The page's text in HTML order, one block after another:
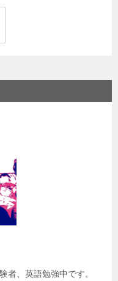
者、英語勉強中です。